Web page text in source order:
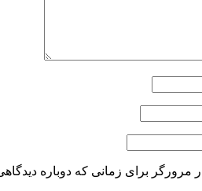
مرورگر برای زمانی که دوباره